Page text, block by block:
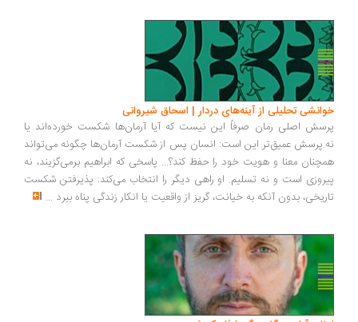
خوانشی تحلیلی از آینه‌های دردار | اسحاق شیروانی
پرسش اصلی رمان صرفاً این نیست که آیا آرمان‌ها شکست خورده‌اند یا
نه.پرسش عمیق‌تر این است: انسان پس از شکست آرمان‌ها چگونه می‌تواند
همچنان معنا و هویت خود را حفظ کند؟... پاسخی که ابراهیم برمی‌گزیند، نه
پیروزی است و نه تسلیم. او راهی دیگر را انتخاب می‌کند: پذیرفتن شکست
تاریخی، بدون آنکه به خیانت، گریز از واقعیت یا انکار زندگی پناه ببرد ...